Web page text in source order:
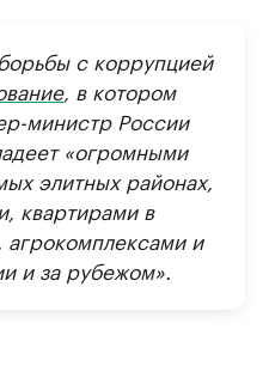
с коррупцией
, в котором
министр России
«огромными
элитных районах,
квартирами в
агрокомплексами и
и за рубежом».